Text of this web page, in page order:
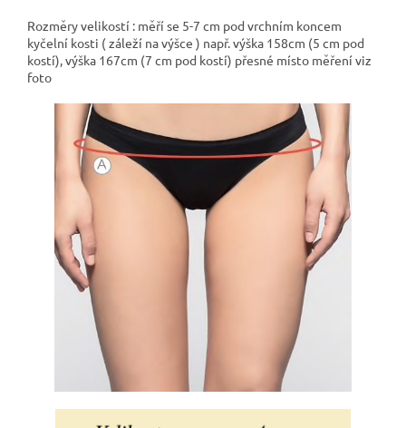
Rozměry velikostí : měří se 5-7 cm pod vrchním koncem
kyčelní kosti ( záleží na výšce ) např. výška 158cm (5 cm pod
kostí), výška 167cm (7 cm pod kostí) přesné místo měření viz
foto